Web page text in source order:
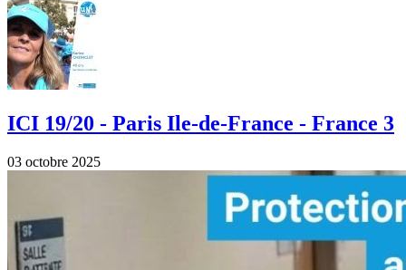
ICI 19/20 - Paris Ile-de-France - France 3
03 octobre 2025